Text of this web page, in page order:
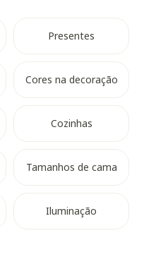
Presentes
Cores na decoração
Cozinhas
Tamanhos de cama
Iluminação